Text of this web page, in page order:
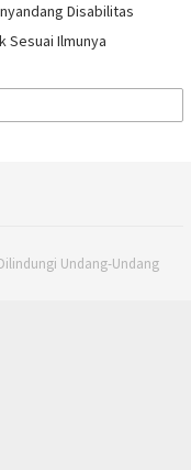
Disabilitas
Sesuai Ilmunya
Undang-Undang